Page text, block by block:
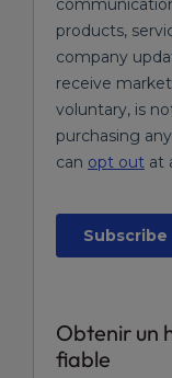
Obtenir un
fiable